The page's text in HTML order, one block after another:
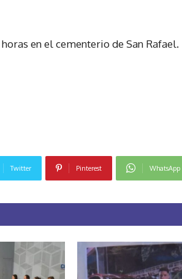
en el cementerio de San Rafael.
Twitter Pinterest WhatsApp